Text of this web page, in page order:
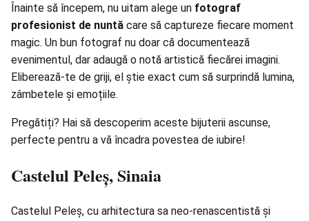
Înainte să începem, nu uitam alege un fotograf
profesionist de nuntă care să captureze fiecare moment
magic. Un bun fotograf nu doar că documentează
evenimentul, dar adaugă o notă artistică fiecărei imagini.
Eliberează-te de griji, el știe exact cum să surprindă lumina,
zâmbetele și emoțiile.
Pregătiți? Hai să descoperim aceste bijuterii ascunse,
perfecte pentru a vă încadra povestea de iubire!
Castelul Peleș, Sinaia
Castelul Peleș, cu arhitectura sa neo-renascentistă și